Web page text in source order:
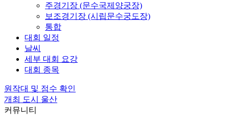
주경기장 (문수국제양궁장)
보조경기장 (시립문수궁도장)
통합
대회 일정
날씨
세부 대회 요강
대회 종목
원작대 및 점수 확인
개최 도시 울산
커뮤니티